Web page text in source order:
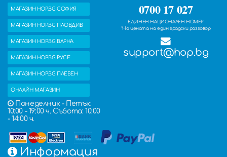
МАГАЗИН HOP.BG СОФИЯ
МАГАЗИН HOP.BG ПЛОВДИВ
МАГАЗИН HOP.BG ВАРНА
МАГАЗИН HOP.BG РУСЕ
МАГАЗИН HOP.BG ПЛЕВЕН
ОНЛАЙН МАГАЗИН
Понеделник - Петък:
10:00 - 19:00 ч. Събота: 10:00
- 14:00 ч.
0700 17 027
ЕДИНЕН НАЦИОНАЛЕН НОМЕР
*На цената на един градски разговор
support@hop.bg
Информация